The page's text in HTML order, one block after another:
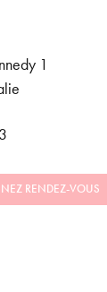
1
RENDEZ-VOUS